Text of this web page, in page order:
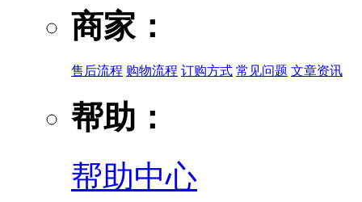
商家：
售后流程 购物流程 订购方式 常见问题 文章资讯
帮助：
帮助中心